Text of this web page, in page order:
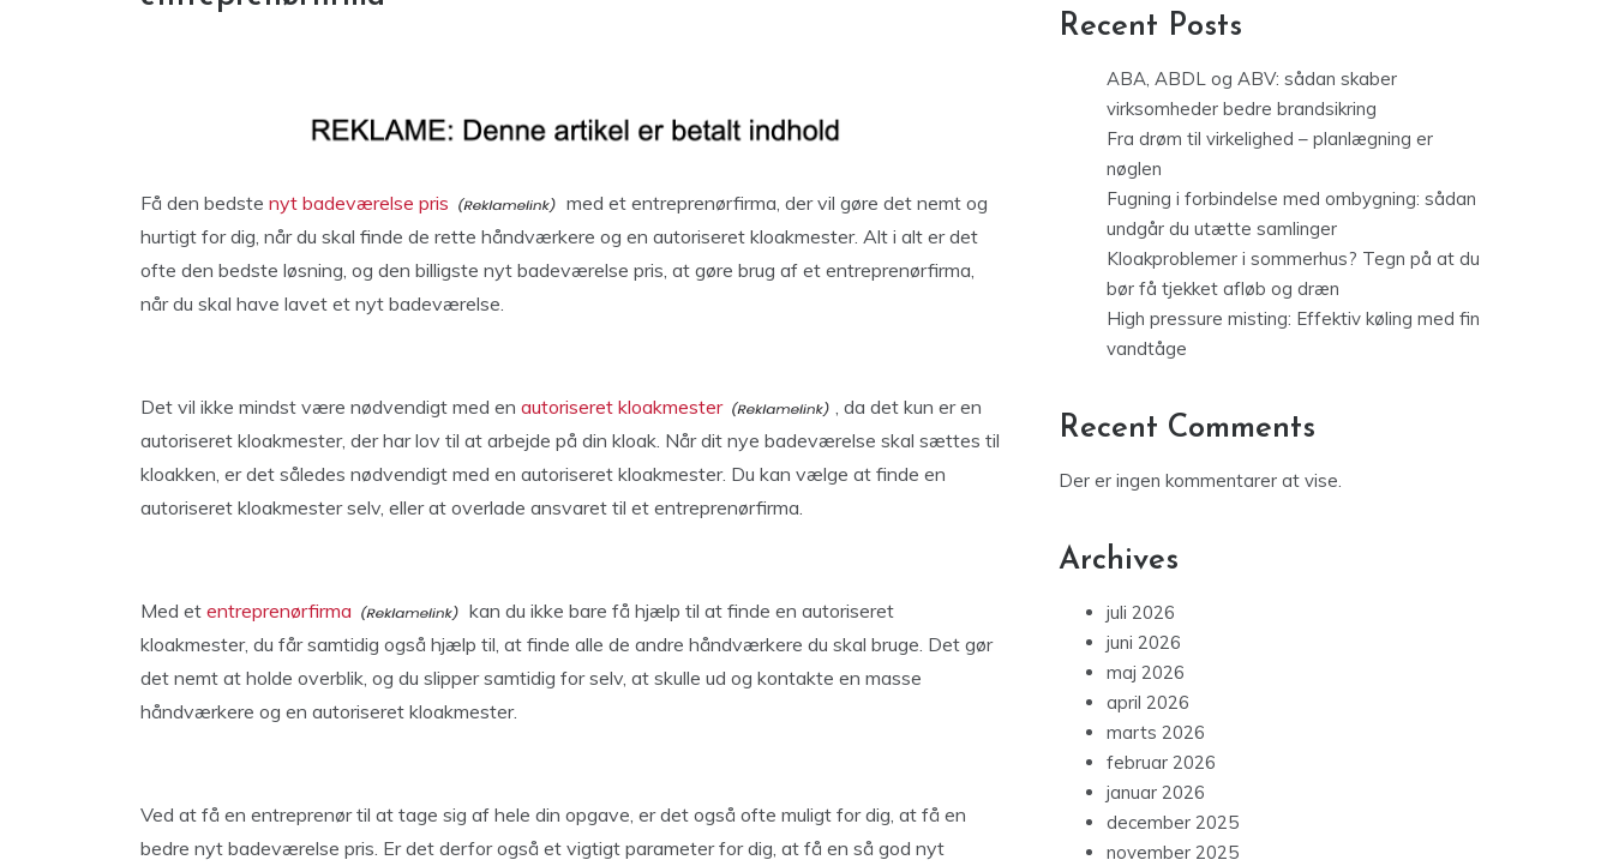
Få den bedste nyt badeværelse pris
med et entreprenørfirma, der vil gøre det nemt og
hurtigt for dig, når du skal finde de rette håndværkere og en autoriseret kloakmester. Alt i alt er det
ofte den bedste løsning, og den billigste nyt badeværelse pris, at gøre brug af et entreprenørfirma,
når du skal have lavet et nyt badeværelse.
Det vil ikke mindst være nødvendigt med en autoriseret kloakmester
, da det kun er en
autoriseret kloakmester, der har lov til at arbejde på din kloak. Når dit nye badeværelse skal sættes til
kloakken, er det således nødvendigt med en autoriseret kloakmester. Du kan vælge at finde en
autoriseret kloakmester selv, eller at overlade ansvaret til et entreprenørfirma.
Med et entreprenørfirma
kan du ikke bare få hjælp til at finde en autoriseret
kloakmester, du får samtidig også hjælp til, at finde alle de andre håndværkere du skal bruge. Det gør
det nemt at holde overblik, og du slipper samtidig for selv, at skulle ud og kontakte en masse
håndværkere og en autoriseret kloakmester.
Ved at få en entreprenør til at tage sig af hele din opgave, er det også ofte muligt for dig, at få en
bedre nyt badeværelse pris. Er det derfor også et vigtigt parameter for dig, at få en så god nyt
Recent Posts
ABA, ABDL og ABV: sådan skaber
virksomheder bedre brandsikring
Fra drøm til virkelighed – planlægning er
nøglen
Fugning i forbindelse med ombygning: sådan
undgår du utætte samlinger
Kloakproblemer i sommerhus? Tegn på at du
bør få tjekket afløb og dræn
High pressure misting: Effektiv køling med fin
vandtåge
Recent Comments
Der er ingen kommentarer at vise.
Archives
juli 2026
juni 2026
maj 2026
april 2026
marts 2026
februar 2026
januar 2026
december 2025
november 2025